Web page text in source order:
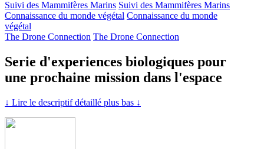
Suivi des Mammifères Marins Suivi des Mammifères Marins
Connaissance du monde végétal Connaissance du monde
végétal
The Drone Connection The Drone Connection
Serie d'experiences biologiques pour
une prochaine mission dans l'espace
↓ Lire le descriptif détaillé plus bas ↓